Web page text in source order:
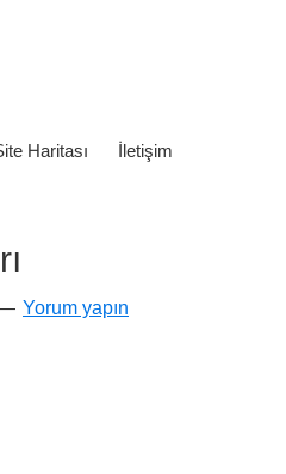
Haritası İletişim
Yorum yapın